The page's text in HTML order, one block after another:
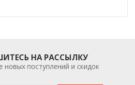
НА РАССЫЛКУ
новых поступлений и скидок